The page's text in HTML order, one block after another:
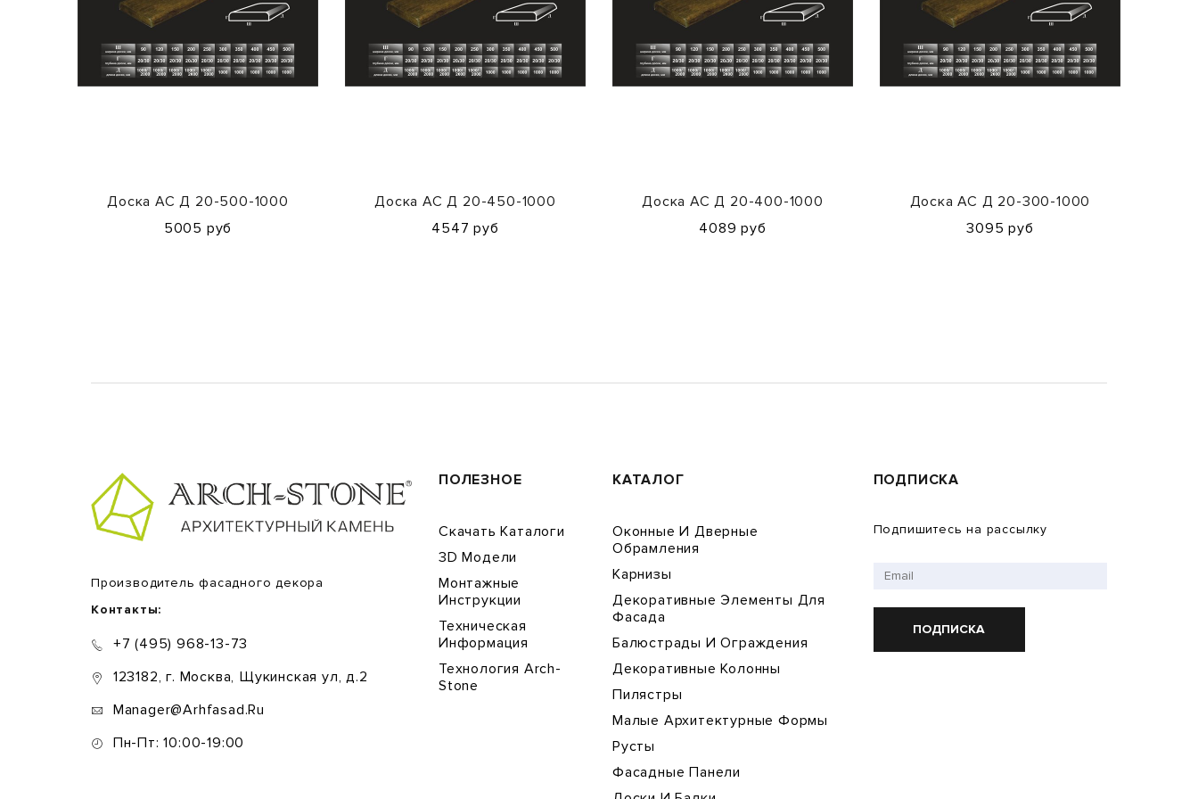
Доска АС Д 20-500-1000
5005 руб
Доска АС Д 20-450-1000
4547 руб
Доска АС Д 20-400-1000
4089 руб
Доска АС Д 20-300-1000
3095 руб
Производитель фасадного декора
Контакты:
+7 (495) 968-13-73
123182, г. Москва, Щукинская ул, д.2
Manager@arhfasad.ru
Пн-Пт: 10:00-19:00
ПОЛЕЗНОЕ
Скачать Каталоги
3D Модели
Монтажные
Инструкции
Техническая
Информация
Технология Arch-
Stone
КАТАЛОГ
Оконные И Дверные
Обрамления
Карнизы
Декоративные Элементы Для
Фасада
Балюстрады И Ограждения
Декоративные Колонны
Пилястры
Малые Архитектурные Формы
Русты
Фасадные Панели
ПОДПИСКА
Подпишитесь на рассылку
ПОДПИСКА